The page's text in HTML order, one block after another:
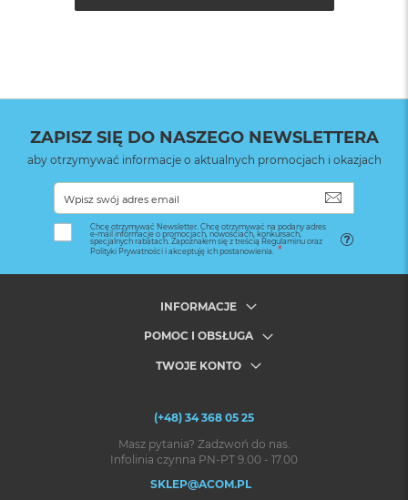
ZAPISZ SIĘ DO NASZEGO NEWSLETTERA
aby otrzymywać informacje o aktualnych promocjach i okazjach
Chcę otrzymywać Newsletter. Chcę otrzymywać na podany adres
e-mail informacje o promocjach, nowościach, konkursach,
specjalnych rabatach. Zapoznałem się z treścią Regulaminu oraz
Polityki Prywatności i akceptuję ich postanowienia.
INFORMACJE
POMOC I OBSŁUGA
TWOJE KONTO
(+48) 34 368 05 25
Masz pytania? Zadzwoń do nas.
Infolinia czynna PN-PT 9.00 - 17.00
SKLEP@ACOM.PL